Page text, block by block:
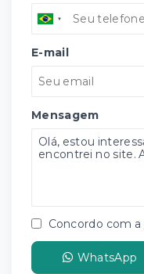
E-mail
Mensagem
Concordo com a
WhatsApp